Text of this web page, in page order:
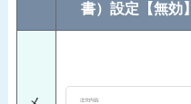
書）設定【無効】